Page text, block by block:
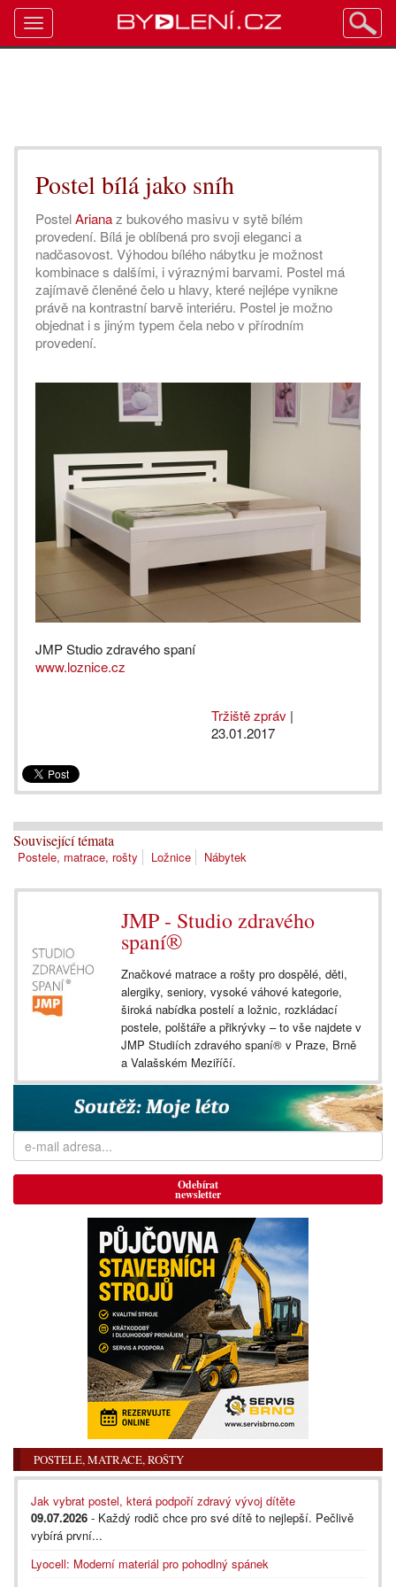
Postel bílá jako sníh
PostelArianaz bukového masivu v sytě bílém
provedení. Bílá je oblíbená pro svoji eleganci a
nadčasovost. Výhodou bílého nábytku je možnost
kombinace s dalšími, i výraznými barvami. Postel má
zajímavě členěné čelo u hlavy, které nejlépe vynikne
právě na kontrastní barvě interiéru. Postel je možno
objednat i s jiným typem čela nebo v přírodním
provedení.
JMP Studio zdravého spaní
www.loznice.cz
Tržiště zpráv |
23.01.2017
Související témata
Postele, matrace, rošty Ložnice Nábytek
JMP - Studio zdravého
spaní®
Značkové matrace a rošty pro dospělé, děti,
alergiky, seniory, vysoké váhové kategorie,
široká nabídka postelí a ložnic, rozkládací
postele, polštáře a přikrývky – to vše najdete v
JMP Studiích zdravého spaní® v Praze, Brně
a Valašském Meziříčí.
Odebírat
newsletter
POSTELE, MATRACE, ROŠTY
Jak vybrat postel, která podpoří zdravý vývoj dítěte
09.07.2026 - Každý rodič chce pro své dítě to nejlepší. Pečlivě
vybírá první...
Lyocell: Moderní materiál pro pohodlný spánek
Toggle
navigation